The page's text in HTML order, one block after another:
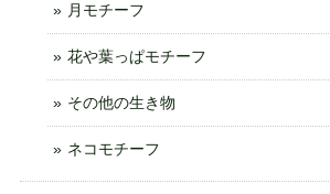
月モチーフ
花や葉っぱモチーフ
その他の生き物
ネコモチーフ